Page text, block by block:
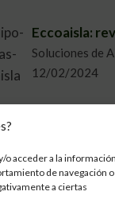
o acceder a la
de navegación o
a ciertas
Eccoaisla:
Soluciones de
12/02/2024
Insuflado:
aislamiento
Soluciones de
30/12/2023